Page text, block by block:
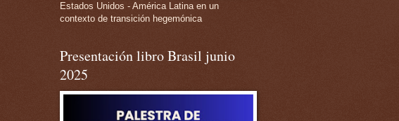
Estados Unidos - América Latina en un
contexto de transición hegemónica
Presentación libro Brasil junio
2025